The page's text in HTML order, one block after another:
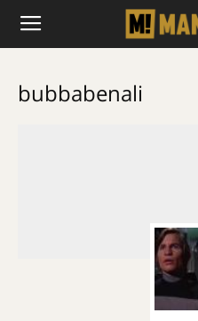
bubbabenali